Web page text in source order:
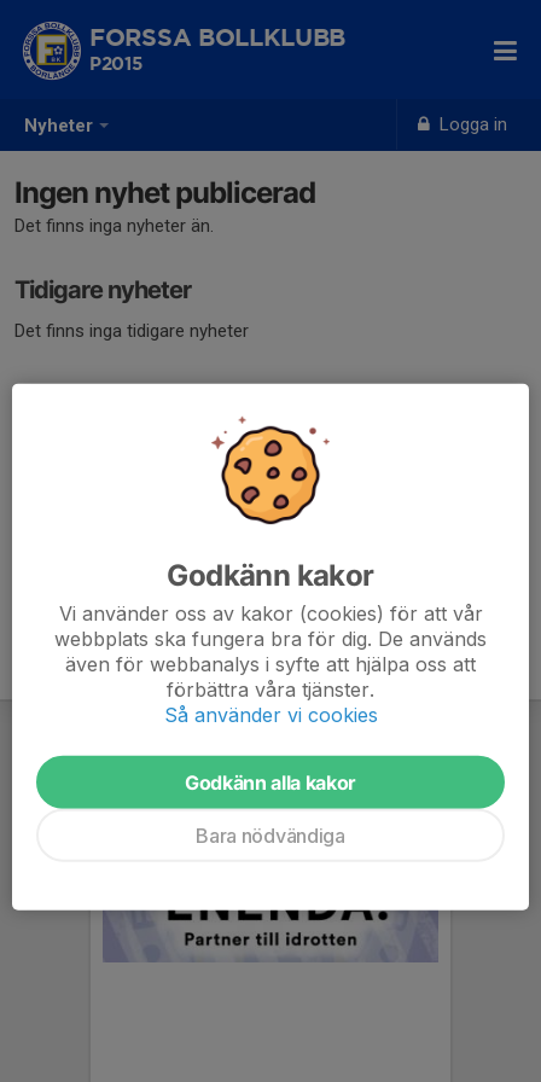
Nyheter Logga in
FORSSA BOLLKLUBB
P2015
Ingen nyhet publicerad
Det finns inga nyheter än.
Tidigare nyheter
Det finns inga tidigare nyheter
Godkänn kakor
Vi använder oss av kakor (cookies) för att vår
webbplats ska fungera bra för dig. De används
även för webbanalys i syfte att hjälpa oss att
förbättra våra tjänster.
Så använder vi cookies
Godkänn alla kakor
Bara nödvändiga